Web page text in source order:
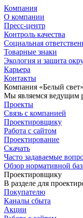
Компания
О компании
Пресс-центр
Контроль качества
Социальная
Товарные знаки
Экология и защита
Карьера
Контакты
Компания «Белый свет»
Мы являемся ведущим
Проекты
Связь с компанией
Проектировщику
Работа с сайтом
Проектирование
Скачать
Часто задаваемые
Обзор нормативной
Проектировщику
В разделе для
Покупателю
Каналы сбыта
Акции